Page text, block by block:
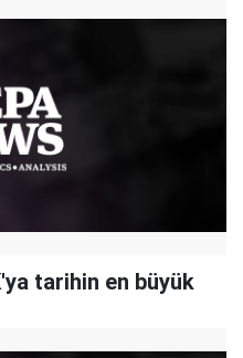
tarihin en büyük